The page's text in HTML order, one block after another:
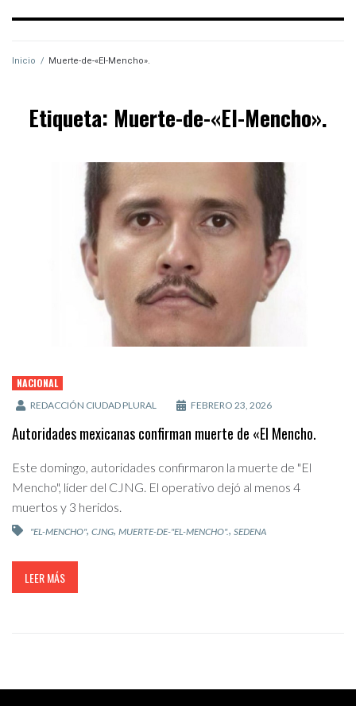
Inicio / Muerte-de-«El-Mencho».
Etiqueta: Muerte-de-«El-Mencho».
NACIONAL
REDACCIÓN CIUDAD PLURAL FEBRERO 23, 2026
Autoridades mexicanas confirman muerte de «El Mencho.
Este domingo, autoridades confirmaron la muerte de "El
Mencho", líder del CJNG. El operativo dejó al menos 4
muertos y 3 heridos.
"EL-MENCHO", CJNG, MUERTE-DE-"EL-MENCHO"., SEDENA
LEER MÁS